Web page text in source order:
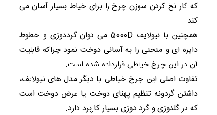
که کار نخ کردن سوزن چرخ را برای خیاط بسیار آسان می
کند.
همچنین با نیولایف 5000D می توان گرددوزی و خطوط
دایره ای و منحنی را به آسانی دوخت نمود چراکه قابلیت
آن در این چرخ خیاطی قرارداده شده است.
تفاوت اصلی این چرخ خیاطی با دیگر مدل های نیولایف،
داشتن گردونه تنظیم پهنای دوخت یا عرض دوخت است
که در گلدوزی و گرد دوزی بسیار کاربرد دارد.